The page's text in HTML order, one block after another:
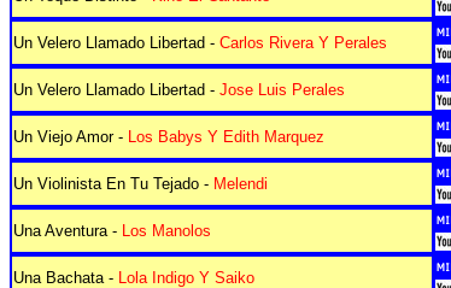
Un Velero Llamado Libertad - Carlos Rivera Y Perales
Un Velero Llamado Libertad - Jose Luis Perales
Un Viejo Amor - Los Babys Y Edith Marquez
Un Violinista En Tu Tejado - Melendi
Una Aventura - Los Manolos
Una Bachata - Lola Indigo Y Saiko